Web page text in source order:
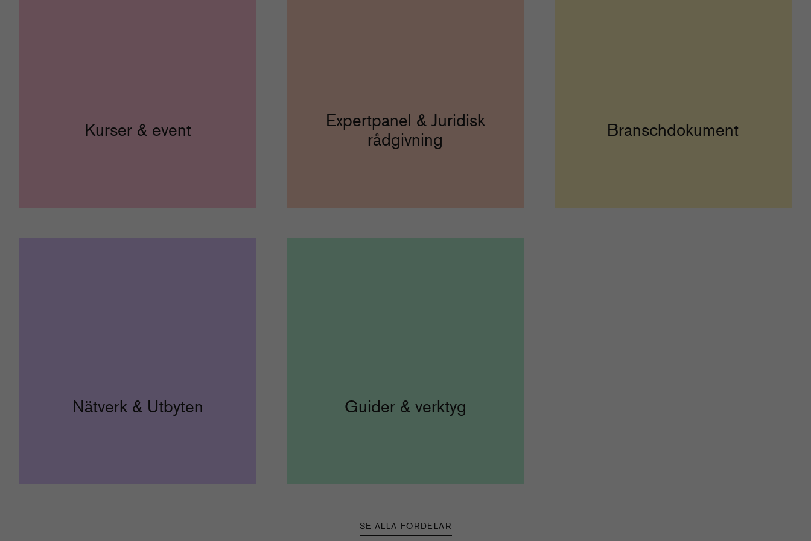
Kurser & event
Expertpanel & Juridisk
rådgivning
Branschdokument
Nätverk & Utbyten Guider & verktyg
SE ALLA FÖRDELAR